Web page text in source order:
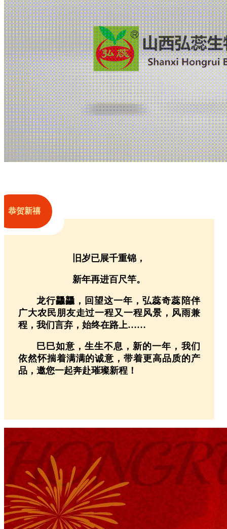
恭贺新禧
旧岁已展千重锦，
新年再进百尺竿。
龙行龘龘，回望这一年，弘蕊奇蕊陪伴
广大农民朋友走过一程又一程风景，风雨兼
程，我们言弃，始终在路上……
巳巳如意，生生不息，新的一年，我们
依然怀揣着满满的诚意，带着更高品质的产
品，邀您一起奔赴璀璨新程！